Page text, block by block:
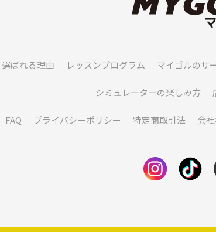
選ばれる理由 レッスンプログラム マイゴルのサ
シミュレーターの楽しみ方
FAQ プライバシーポリシー 特定商取引法 会